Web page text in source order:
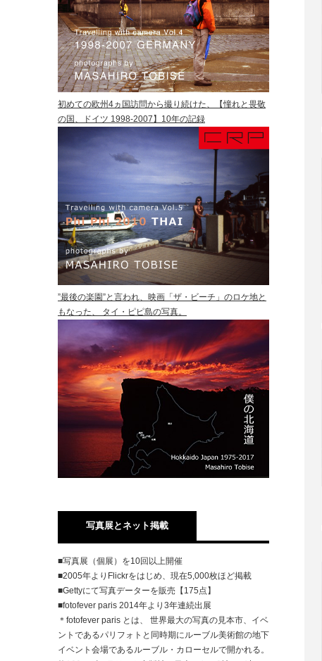
初めての欧州4ヵ国訪問から撮り続けた、【憧れと畏敬
の国、ドイツ 1998-2007】10年の記録
”最後の楽園”と言われ、映画「ザ・ビーチ」のロケ地と
もなった、 タイ・ピピ島の写真。
写真展とネット掲載
■写真展（個展）を10回以上開催
■2005年よりFlickrをはじめ、現在5,000枚ほど掲載
■Gettyにて写真データーを販売【175点】
■fotofever paris 2014年より3年連続出展
＊fotofever paris とは、 世界最大の写真の見本市、イベ
ントであるパリフォトと同時期にルーブル美術館の地下
イベント会場であるルーブル・カローセルで開かれる。